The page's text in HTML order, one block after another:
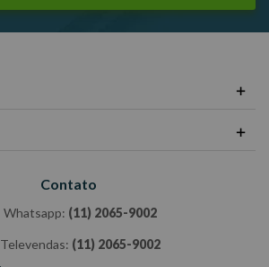
Contato
Whatsapp: (11) 2065-9002
Televendas: (11) 2065-9002